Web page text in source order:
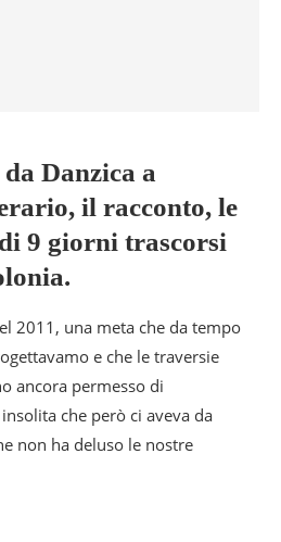
Danzica a
il racconto, le
9 giorni trascorsi
2011, una meta che da tempo
e che le traversie
ancora permesso di
che però ci aveva da
non ha deluso le nostre